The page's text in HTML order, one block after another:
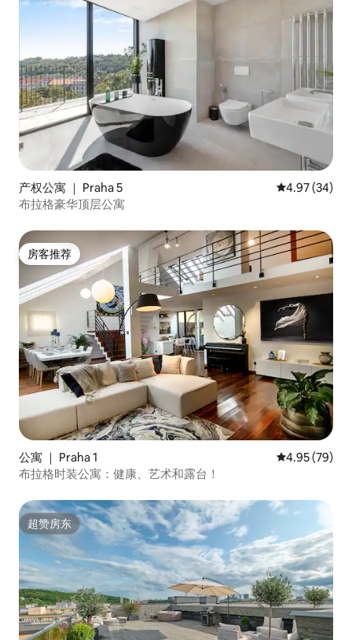
产权公寓 ｜ Praha 5 平均评分
4.97 (34)
布拉格豪华顶层公寓
房客推荐
房客推荐
公寓 ｜ Praha 1 平均评分
4.95 (79)
布拉格时装公寓：健康、艺术和露台！
超赞房东
超赞房东